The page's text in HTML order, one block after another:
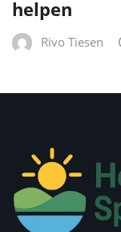
helpen
Rivo Tiesen